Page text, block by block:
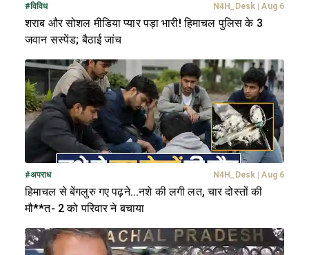
#विविध N4H_Desk | Aug 6
शराब और सोशल मीडिया प्यार पड़ा भारी! हिमाचल पुलिस के 3
जवान सस्पेंड; बैठाई जांच
#अपराध N4H_Desk | Aug 6
हिमाचल से बेंगलुरु गए पढ़ने...नशे की लगी लत, चार दोस्तों की
मौ**त- 2 को परिवार ने बचाया